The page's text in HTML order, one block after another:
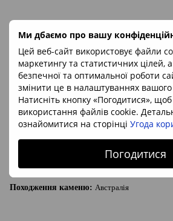
Ми дбаємо про вашу
Цей веб-сайт використовує файли
маркетингу та статистичних цілей,
безпечної та оптимальної роботи
змінити це в налаштуваннях
Натисніть кнопку «Погодитися»,
використання файлів cookie.
ознайомитися на сторінці Угода
Погодитися
Браслет з натурального
Гарний браслет зі справжнього
рожевого кольору. Високоякісні
відмінним шліфуванням і округлою
зручними для носіння. Назва каменю
грецької мови означає «троянда».
чудовому рожевому кольору породи.
прикраса з родоніту, яка, тим не
Мінерал:родоніт
Походження каменю: Австралія